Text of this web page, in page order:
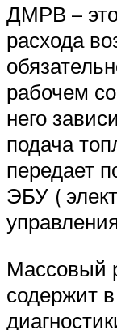
ДМРВ – это
расхода
рабочем
него
подача
передает
ЭБУ (
Массовый
содержит